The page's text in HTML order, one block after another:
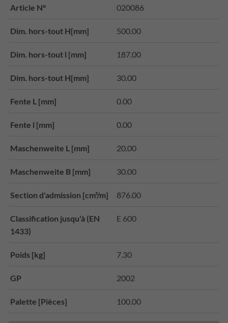
Article N° 020086
Dim. hors-tout H[mm] 500.00
Dim. hors-tout l [mm] 187.00
Dim. hors-tout H[mm] 30.00
Fente L [mm] 0.00
Fente l [mm] 0.00
Maschenweite L [mm] 20.00
Maschenweite B [mm] 30.00
Section d'admission [cm²/m] 876.00
Classification jusqu'à (EN
1433)
E 600
Poids [kg] 7.30
GP 2002
Palette [Pièces] 100.00